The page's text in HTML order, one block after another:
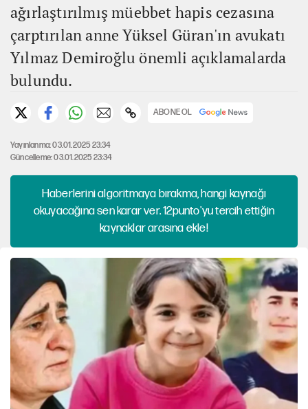
ağırlaştırılmış müebbet hapis cezasına
çarptırılan anne Yüksel Güran'ın avukatı
Yılmaz Demiroğlu önemli açıklamalarda
bulundu.
ABONE OL
Yayınlanma: 03.01.2025 23:34
Güncelleme: 03.01.2025 23:34
Haberlerini algoritmaya bırakma, hangi kaynağı
okuyacağına sen karar ver. 12punto'yu tercih ettiğin
kaynaklar arasına ekle!